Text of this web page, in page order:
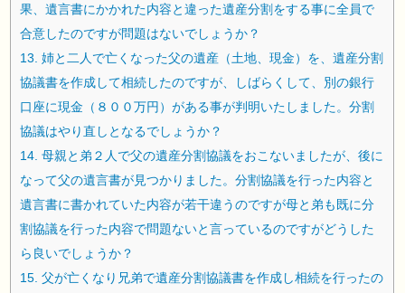
果、遺言書にかかれた内容と違った遺産分割をする事に全員で
合意したのですが問題はないでしょうか？
13. 姉と二人で亡くなった父の遺産（土地、現金）を、遺産分割
協議書を作成して相続したのですが、しばらくして、別の銀行
口座に現金（８００万円）がある事が判明いたしました。分割
協議はやり直しとなるでしょうか？
14. 母親と弟２人で父の遺産分割協議をおこないましたが、後に
なって父の遺言書が見つかりました。分割協議を行った内容と
遺言書に書かれていた内容が若干違うのですが母と弟も既に分
割協議を行った内容で問題ないと言っているのですがどうした
ら良いでしょうか？
15. 父が亡くなり兄弟で遺産分割協議書を作成し相続を行ったの